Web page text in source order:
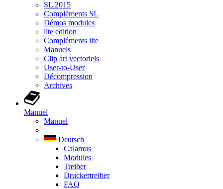
SL 2015
Compléments SL
Démos modules
lite edition
Compléments lite
Manuels
Clip art vectoriels
User-to-User
Décompression
Archives
Manuel
Manuel
Deutsch
Calamus
Modules
Treiber
Druckertreiber
FAQ